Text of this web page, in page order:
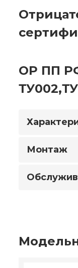
ОР ПП
Монтаж